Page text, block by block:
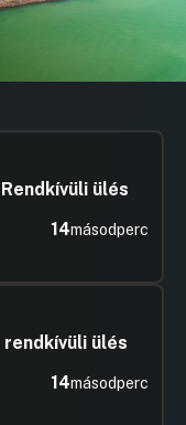
ülés
14másodperc
ülés
14másodperc